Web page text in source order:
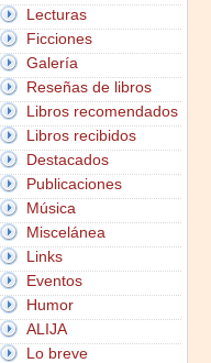
Lecturas
Ficciones
Galería
Reseñas de libros
Libros recomendados
Libros recibidos
Destacados
Publicaciones
Música
Miscelánea
Links
Eventos
Humor
ALIJA
Lo breve